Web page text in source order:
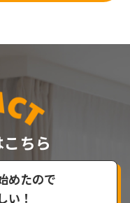
ちら
めたので
い！